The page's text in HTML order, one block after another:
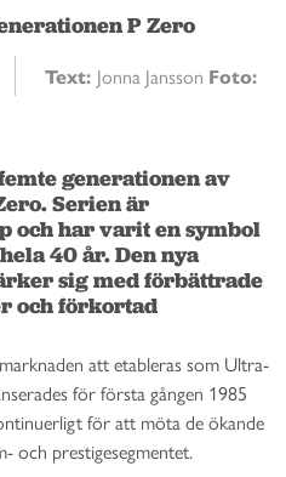
P Zero
Text: Jonna Jansson Foto:
generationen av
Serien är
och har varit en symbol
40 år. Den nya
sig med förbättrade
och förkortad
att etableras som Ultra-
för första gången 1985
för att möta de ökande
och prestigesegmentet.